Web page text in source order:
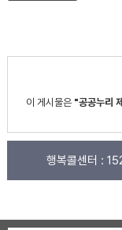
이 게시물은 "공공누리
행복콜센터 :